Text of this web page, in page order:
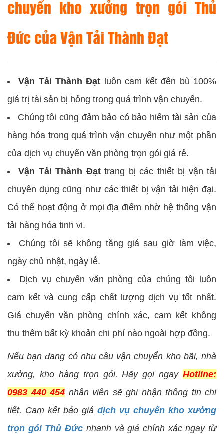
chuyển kho xưởng trọn gói Thủ
Đức củaVận Tải Thành Đạt
Vận Tải Thành Đạt luôn cam kết đền bù 100%
giá trị tài sản bị hỏng trong quá trình vận chuyển.
Chúng tôi cũng đảm bảo có bảo hiểm tài sản của
hàng hóa trong quá trình vận chuyển như một phần
của dịch vụ chuyển văn phòng trọn gói giá rẻ.
Vận Tải Thành Đạttrang bị các thiết bị vận tải
chuyên dụng cũng như các thiết bị vận tải hiện đại.
Có thể hoạt động ở mọi địa điểm nhờ hệ thống vận
tải hàng hóa tinh vi.
Chúng tôi sẽ không tăng giá sau giờ làm việc,
ngày chủ nhật, ngày lễ.
Dịch vụ chuyển văn phòng của chúng tôi luôn
cam kết và cung cấp chất lượng dịch vụ tốt nhất.
Giá chuyển văn phòng chính xác, cam kết không
thu thêm bất kỳ khoản chi phí nào ngoài hợp đồng.
Nếu bạn đang có nhu cầu vận chuyển kho bãi, nhà
xưởng, kho hàng trọn gói. Hãy gọi ngay Hotline:
0983 440 454 nhân viên sẽ ghi nhận thông tin chi
tiết. Cam kết báo giá dịch vụ chuyển kho xưởng
trọn gói Thủ Đức nhanh và giá chính xác ngay từ